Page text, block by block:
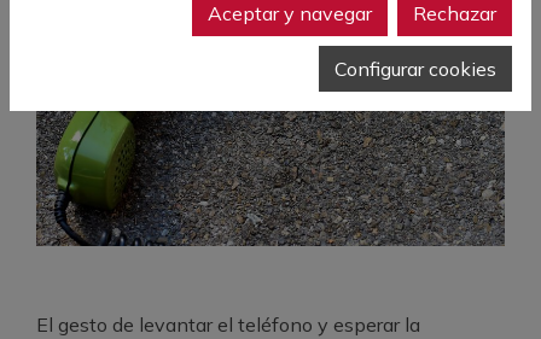
El gesto de levantar el teléfono y esperar la
Aceptar y navegar Rechazar
Configurar cookies